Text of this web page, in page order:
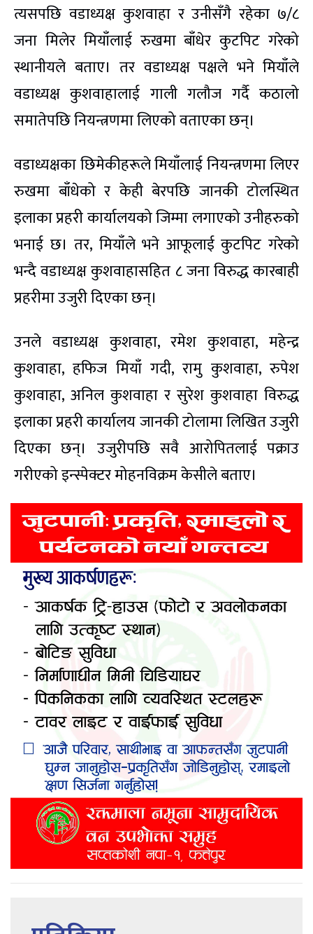
त्यसपछि वडाध्यक्ष कुशवाहा र उनीसँगै रहेका ७/८
जना मिलेर मियाँलाई रुखमा बाँधेर कुटपिट गरेको
स्थानीयले बताए। तर वडाध्यक्ष पक्षले भने मियाँले
वडाध्यक्ष कुशवाहालाई गाली गलौज गर्दै कठालो
समातेपछि नियन्त्रणमा लिएको वताएका छन्।
वडाध्यक्षका छिमेकीहरूले मियाँलाई नियन्त्रणमा लिएर
रुखमा बाँधेको र केही बेरपछि जानकी टोलस्थित
इलाका प्रहरी कार्यालयको जिम्मा लगाएको उनीहरुको
भनाई छ। तर, मियाँले भने आफूलाई कुटपिट गरेको
भन्दै वडाध्यक्ष कुशवाहासहित ८ जना विरुद्ध कारबाही
प्रहरीमा उजुरी दिएका छन्।
उनले वडाध्यक्ष कुशवाहा, रमेश कुशवाहा, महेन्द्र
कुशवाहा, हफिज मियाँ गदी, रामु कुशवाहा, रुपेश
कुशवाहा, अनिल कुशवाहा र सुरेश कुशवाहा विरुद्ध
इलाका प्रहरी कार्यालय जानकी टोलामा लिखित उजुरी
दिएका छन्। उजुरीपछि सवै आरोपितलाई पक्राउ
गरीएको इन्स्पेक्टर मोहनविक्रम केसीले बताए।